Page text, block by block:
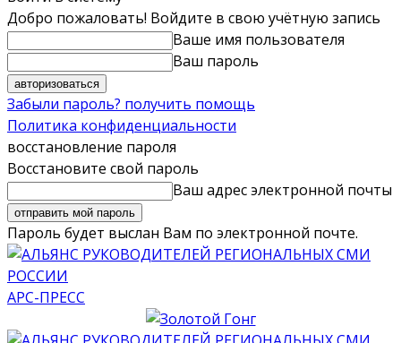
Добро пожаловать! Войдите в свою учётную запись
Ваше имя пользователя
Ваш пароль
Забыли пароль? получить помощь
Политика конфиденциальности
восстановление пароля
Восстановите свой пароль
Ваш адрес электронной почты
Пароль будет выслан Вам по электронной почте.
АРС-ПРЕСС